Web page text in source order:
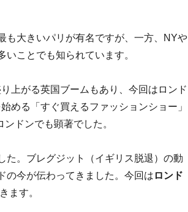
も大きいパリが有名ですが、一方、NYや
ことでも知られています。
上がる英国ブームもあり、今回はロンド
める「すぐ買えるファッションショー」
ドンでも顕著でした。
た。ブレグジット（イギリス脱退）の動
の今が伝わってきました。今回は ロンド
ます。